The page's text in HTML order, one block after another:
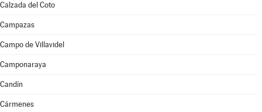
Calzada del Coto
Campazas
Campo de Villavidel
Camponaraya
Candín
Cármenes